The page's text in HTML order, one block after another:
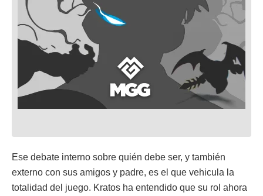
Ese debate interno sobre quién debe ser, y también
externo con sus amigos y padre, es el que vehicula la
totalidad del juego. Kratos ha entendido que su rol ahora